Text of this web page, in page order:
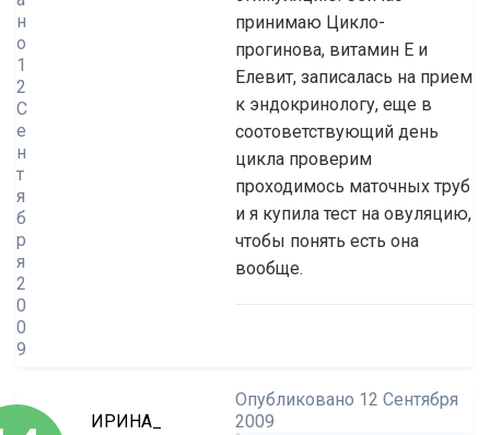
н
о
1
2
С
е
н
т
я
б
р
я
2
0
0
9
принимаю Цикло-
прогинова, витамин Е и
Елевит, записалась на прием
к эндокринологу, еще в
соотоветствующий день
цикла проверим
проходимось маточных труб
и я купила тест на овуляцию,
чтобы понять есть она
вообще.
ИРИНА_
Опубликовано 12 Сентября
2009